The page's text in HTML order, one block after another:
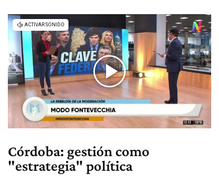
Córdoba: gestión como
"estrategia" política